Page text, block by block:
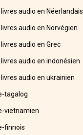
audio en Néerlandais
audio en Norvégien
audio en Grec
audio en indonésien
audio en ukrainien
tagalog
vietnamien
finnois